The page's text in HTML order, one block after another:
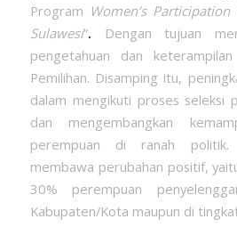
Program Women’s
Sulawesi”.
Dengan tujuan
pengetahuan dan
Pemilihan. Disamping itu,
dalam mengikuti proses seleksi
dan mengembangkan
perempuan di ranah politik.
membawa perubahan positif,
30% perempuan
Kabupaten/Kota maupun di